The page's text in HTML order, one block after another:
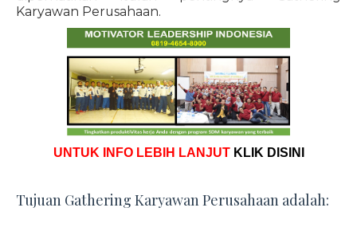
Karyawan Perusahaan.
UNTUK INFO LEBIH LANJUT KLIK DISINI
Tujuan Gathering Karyawan Perusahaan adalah: